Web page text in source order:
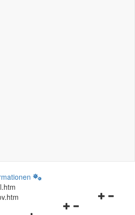
Navigationsmenü